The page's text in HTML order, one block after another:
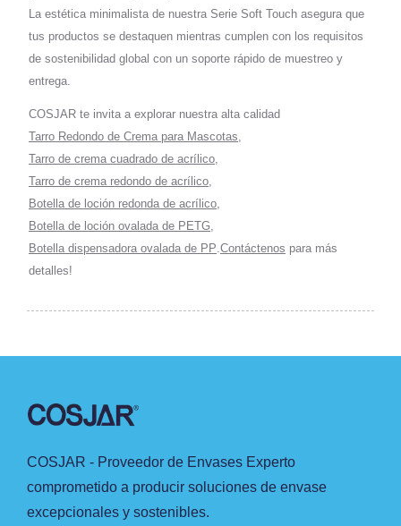
La estética minimalista de nuestra Serie Soft Touch asegura que
tus productos se destaquen mientras cumplen con los requisitos
de sostenibilidad global con un soporte rápido de muestreo y
entrega.
COSJAR te invita a explorar nuestra alta calidad
Tarro Redondo de Crema para Mascotas,
Tarro de crema cuadrado de acrílico,
Tarro de crema redondo de acrílico,
Botella de loción redonda de acrílico,
Botella de loción ovalada de PETG,
Botella dispensadora ovalada de PP.Contáctenos para más
detalles!
COSJAR - Proveedor de Envases Experto
comprometido a producir soluciones de envase
excepcionales y sostenibles.